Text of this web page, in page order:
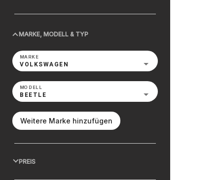
MARKE, MODELL & TYP
VOLKSWAGEN
MARKE
BEETLE
MODELL
Weitere Marke hinzufügen
PREIS